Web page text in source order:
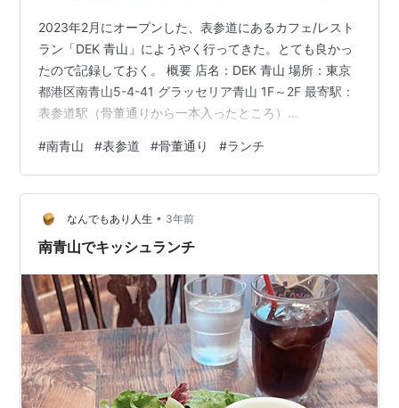
2023年2月にオープンした、表参道にあるカフェ/レスト
ラン「DEK 青山」にようやく行ってきた。とても良かっ
たので記録しておく。 概要 店名：DEK 青山 場所：東京
都港区南青山5-4-41 グラッセリア青山 1F～2F 最寄駅：
表参道駅（骨董通りから一本入ったところ）
っぽくてかなり可愛い。 店内 涼しくなってきたらテラス
席もかなり快適そう。 頼んだメニュー 昼時かつ自分があ
まり甘いものが得意でなくパフェなどを食べられないの
で、ステーキボウルを注文。 リブロースのステーキボウ
ル これがかなり美味しくて、野菜も香ばしい味付けで
#南青山 #表参道 #骨董通り #ランチ
なんでもあり人生 • 3年前
南青山でキッシュランチ